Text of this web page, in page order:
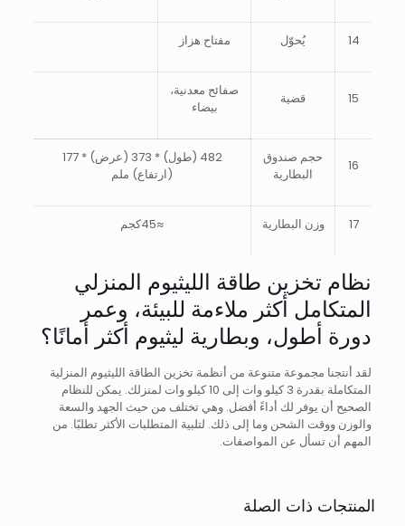
14 يُحوّل مفتاح هزاز
15 قضية
صفائح معدنية،
بيضاء
16
حجم صندوق
البطارية
482 (طول) * 373 (عرض) * 177
(ارتفاع) ملم
17 وزن البطارية ≈45كجم
نظام تخزين طاقة الليثيوم المنزلي
المتكامل أكثر ملاءمة للبيئة، وعمر
دورة أطول، وبطارية ليثيوم أكثر أمانًا؟
لقد أنتجنا مجموعة متنوعة من أنظمة تخزين الطاقة الليثيوم المنزلية
المتكاملة بقدرة 3 كيلو وات إلى 10 كيلو وات لمنزلك. يمكن للنظام
الصحيح أن يوفر لك أداءً أفضل. وهي تختلف من حيث الجهد والسعة
والوزن ووقت الشحن وما إلى ذلك. لتلبية المتطلبات الأكثر تطلبًا. من
المهم أن تسأل عن المواصفات.
المنتجات ذات الصلة